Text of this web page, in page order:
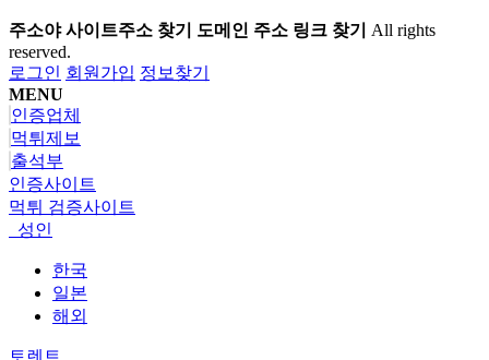
주소야 사이트주소 찾기 도메인 주소 링크 찾기 All rights
reserved.
로그인 회원가입 정보찾기
MENU
인증업체
먹튀제보
출석부
인증사이트
먹튀 검증사이트
성인
한국
일본
해외
토렌트